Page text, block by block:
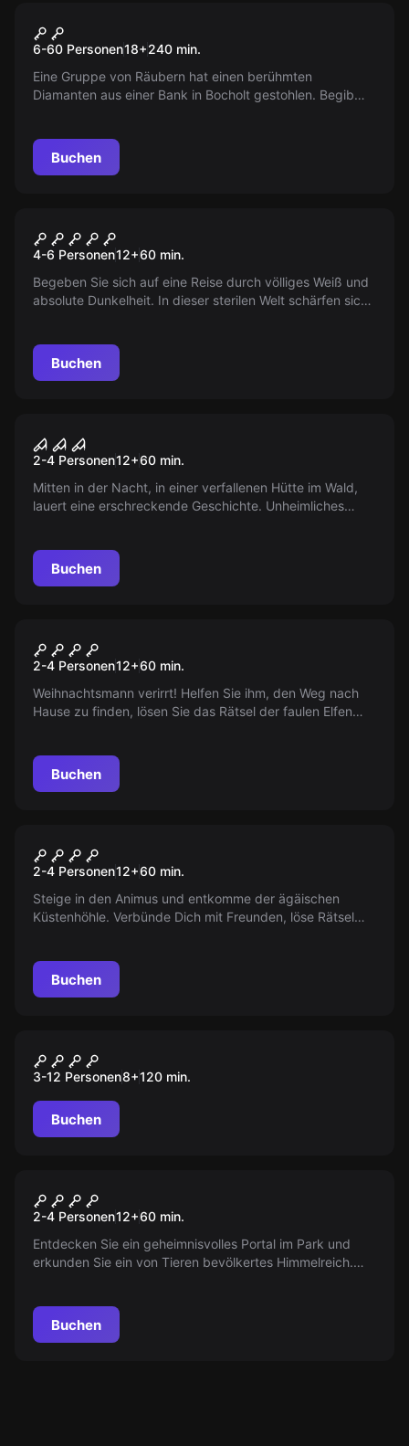
Kneipen-Tour
6-60 Personen18+240 min.
Eine Gruppe von Räubern hat einen berühmten
Diamanten aus einer Bank in Bocholt gestohlen. Begib
einem entspannten Kneipenbummel. Kannst du den
Diamanten aufspüren?
Buchen
Welt der Schatten
4-6 Personen12+60 min.
Begeben Sie sich auf eine Reise durch völliges Weiß und
absolute Dunkelheit. In dieser sterilen Welt schärfen sich
Buchen
Teil 2 - House Of Fear
2-4 Personen12+60 min.
Mitten in der Nacht, in einer verfallenen Hütte im Wald,
lauert eine erschreckende Geschichte. Unheimliches
Buchen
Christmas Story
2-4 Personen12+60 min.
Weihnachtsmann verirrt! Helfen Sie ihm, den Weg nach
Hause zu finden, lösen Sie das Rätsel der faulen Elfen
Buchen
Beyond Medusas Gate
2-4 Personen12+60 min.
Steige in den Animus und entkomme der ägäischen
Küstenhöhle. Verbünde Dich mit Freunden, löse Rätsel
Buchen
Monster City
3-12 Personen8+120 min.
Buchen
Jungle Quest
2-4 Personen12+60 min.
Entdecken Sie ein geheimnisvolles Portal im Park und
erkunden Sie ein von Tieren bevölkertes Himmelreich.
Buchen